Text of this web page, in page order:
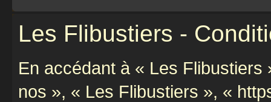
Les Flibustiers -
En accédant à « Les
nos », « Les Flibustiers », «